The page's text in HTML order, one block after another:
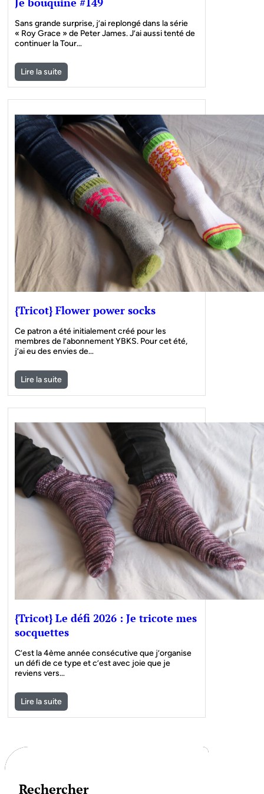
Sans grande surprise, j’ai replongé dans la série
« Roy Grace » de Peter James. J’ai aussi tenté de
continuer la Tour…
Lire la suite
{Tricot} Flower power socks
Ce patron a été initialement créé pour les
membres de l’abonnement YBKS. Pour cet été,
j’ai eu des envies de…
Lire la suite
{Tricot} Le défi 2026 : Je tricote mes
socquettes
C’est la 4ème année consécutive que j’organise
un défi de ce type et c’est avec joie que je
reviens vers…
Lire la suite
Rechercher